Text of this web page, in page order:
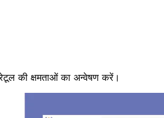
की क्षमताओं का अन्वेषण करें।